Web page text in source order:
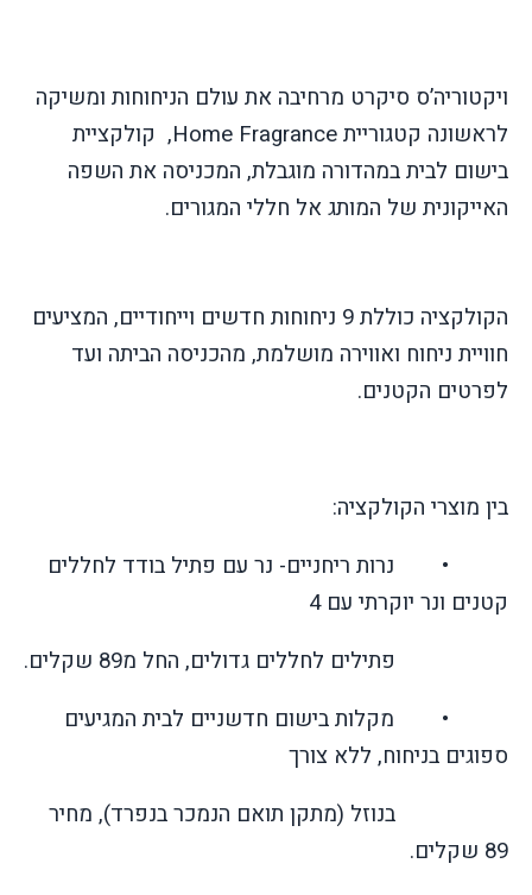
ויקטוריה’ס סיקרט מרחיבה את עולם הניחוחות ומשיקה
לראשונה קטגורייתHome Fragrance, קולקציית
בישום לבית במהדורה מוגבלת, המכניסה את השפה
האייקונית של המותג אל חללי המגורים.
הקולקציה כוללת 9 ניחוחות חדשים וייחודיים, המציעים
חוויית ניחוח ואווירה מושלמת, מהכניסה הביתה ועד
לפרטים הקטנים.
בין מוצרי הקולקציה:
• נרות ריחניים- נר עם פתיל בודד לחללים
קטנים ונר יוקרתי עם 4
פתילים לחללים גדולים, החל מ89 שקלים.
• מקלות בישום חדשניים לבית המגיעים
ספוגים בניחוח, ללא צורך
בנוזל (מתקן תואם הנמכר בנפרד), מחיר
89 שקלים.